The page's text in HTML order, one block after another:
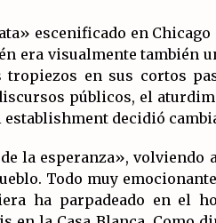
escenificado en
era visualmente también
en sus cortos
públicos, el
establishment decidió
la esperanza», volviendo
Todo muy
ha parpadeado en el